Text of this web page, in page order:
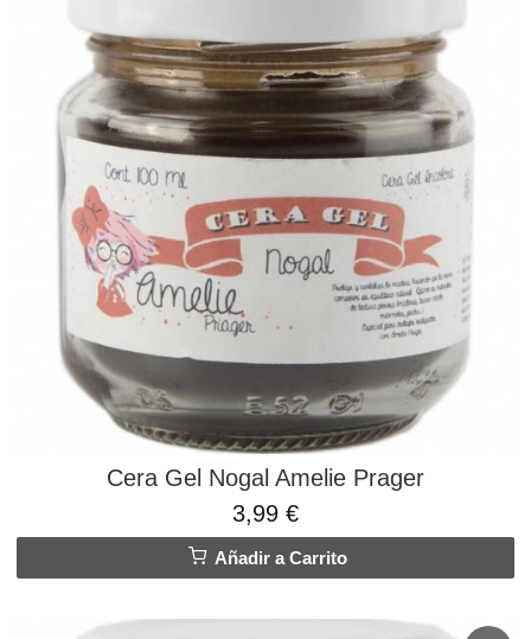
Cera Gel Nogal Amelie Prager
3,99 €
Añadir a Carrito